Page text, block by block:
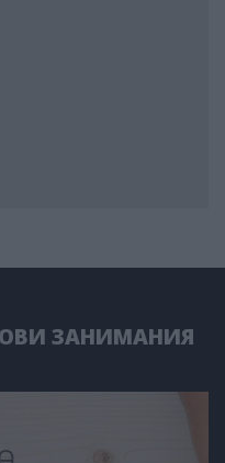
ЗАНИМАНИЯ